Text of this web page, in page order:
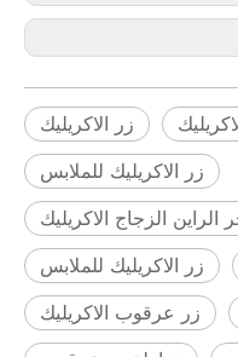
زر الاكريليك
زر الاكريليك للملابس
الراين الزجاج الاكريليك
زر الاكريليك للملابس
زر عرقوب الاكريليك